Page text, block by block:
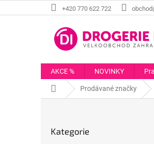
na
+420 770 622 722
AKCE % NOVINKY
Domů Prodávané značky
kategorie
Kategorie